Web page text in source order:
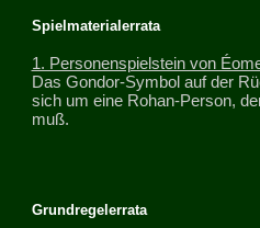
Spielmaterialerrata
1. Personenspielstein von
Das Gondor-Symbol auf der
sich um eine Rohan-Person,
muß.
Grundregelerrata